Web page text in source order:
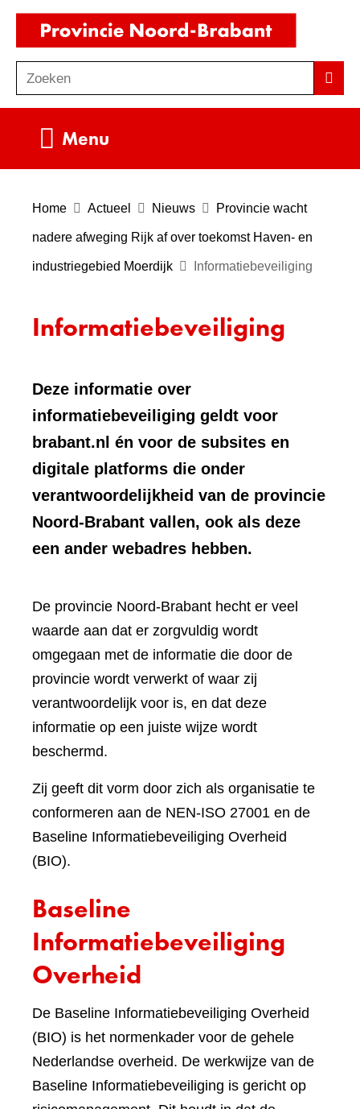
Ga
de
inhoud
o
e
Zoeken
Menu
Home Actueel Nieuws Provincie wacht
nadere afweging Rijk af over toekomst Haven- en
industriegebied Moerdijk Informatiebeveiliging
Informatiebeveiliging
Deze informatie over
informatiebeveiliging geldt voor
brabant.nl én voor de subsites en
digitale platforms die onder
verantwoordelijkheid van de provincie
Noord-Brabant vallen, ook als deze
een ander webadres hebben.
De provincie Noord-Brabant hecht er veel
waarde aan dat er zorgvuldig wordt
omgegaan met de informatie die door de
provincie wordt verwerkt of waar zij
verantwoordelijk voor is, en dat deze
informatie op een juiste wijze wordt
beschermd.
Zij geeft dit vorm door zich als organisatie te
conformeren aan de NEN-ISO 27001 en de
Baseline Informatiebeveiliging Overheid
(BIO).
Baseline
Informatiebeveiliging
Overheid
De Baseline Informatiebeveiliging Overheid
(BIO) is het normenkader voor de gehele
Nederlandse overheid. De werkwijze van de
Baseline Informatiebeveiliging is gericht op